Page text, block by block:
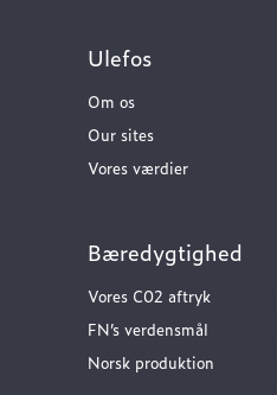
Ulefos
Om os
Our sites
Vores værdier
Bæredygtighed
Vores C02 aftryk
FN’s verdensmål
Norsk produktion